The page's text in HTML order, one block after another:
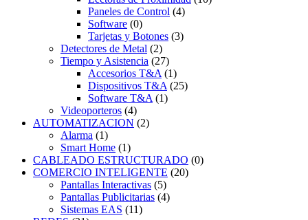
Paneles de Control (4)
Software (0)
Tarjetas y Botones (3)
Detectores de Metal (2)
Tiempo y Asistencia (27)
Accesorios T&A (1)
Dispositivos T&A (25)
Software T&A (1)
Videoporteros (4)
AUTOMATIZACION (2)
Alarma (1)
Smart Home (1)
CABLEADO ESTRUCTURADO (0)
COMERCIO INTELIGENTE (20)
Pantallas Interactivas (5)
Pantallas Publicitarias (4)
Sistemas EAS (11)